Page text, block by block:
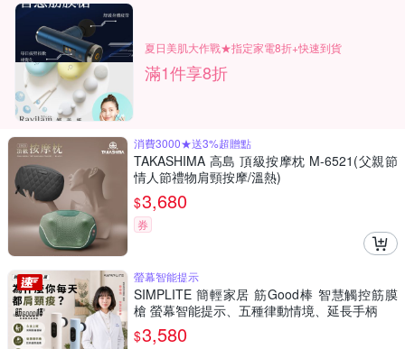
夏日美肌大作戰★指定家電8折+快速到貨
滿1件享8折
消費3000★送3%超贈點
TAKASHIMA 高島 頂級按摩枕 M-6521(父親節
情人節禮物肩頸按摩/溫熱)
$3,680
券
螢幕智能提示
SIMPLITE 簡輕家居 筋Good棒 智慧觸控筋膜
槍 螢幕智能提示、五種律動情境、延長手柄
$3,580